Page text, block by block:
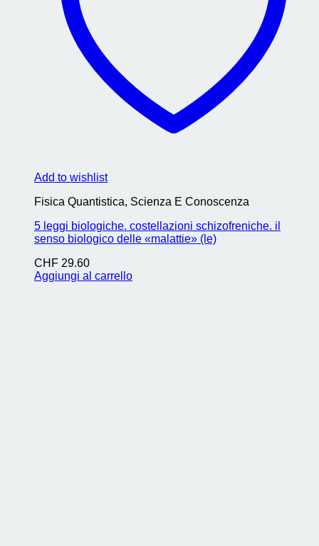
Add to wishlist
Fisica Quantistica, Scienza E Conoscenza
5 leggi biologiche. costellazioni schizofreniche. il
senso biologico delle «malattie» (le)
CHF 29.60
Aggiungi al carrello